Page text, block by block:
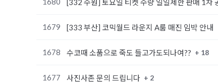
[332 수원] 토요일 티켓 수량 일일제한 판매 1차
1679 [333 부산] 코믹월드 라운지 A룸 매진 임박 안내
1678 수코때 소품으로 죽도 들고가도되나여?? + 18
1677 사진사존 문의 드립니다 + 2